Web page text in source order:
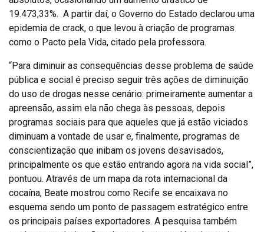
19.473,33%. A partir daí, o Governo do Estado declarou uma
epidemia de crack, o que levou à criação de programas
como o Pacto pela Vida, citado pela professora.
“Para diminuir as consequências desse problema de saúde
pública e social é preciso seguir três ações de diminuição
do uso de drogas nesse cenário: primeiramente aumentar a
apreensão, assim ela não chega às pessoas, depois
programas sociais para que aqueles que já estão viciados
diminuam a vontade de usar e, finalmente, programas de
conscientização que inibam os jovens desavisados,
principalmente os que estão entrando agora na vida social”,
pontuou. Através de um mapa da rota internacional da
cocaína, Beate mostrou como Recife se encaixava no
esquema sendo um ponto de passagem estratégico entre
os principais países exportadores. A pesquisa também